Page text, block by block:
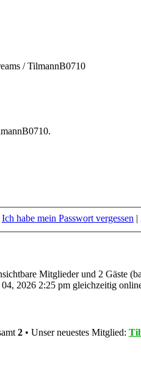
/ TilmannB0710
Ich habe mein Passwort vergessen |
Mitglieder und 2 Gäste
2026 2:25 pm gleichzeitig
2 • Unser neuestes Mitglied: